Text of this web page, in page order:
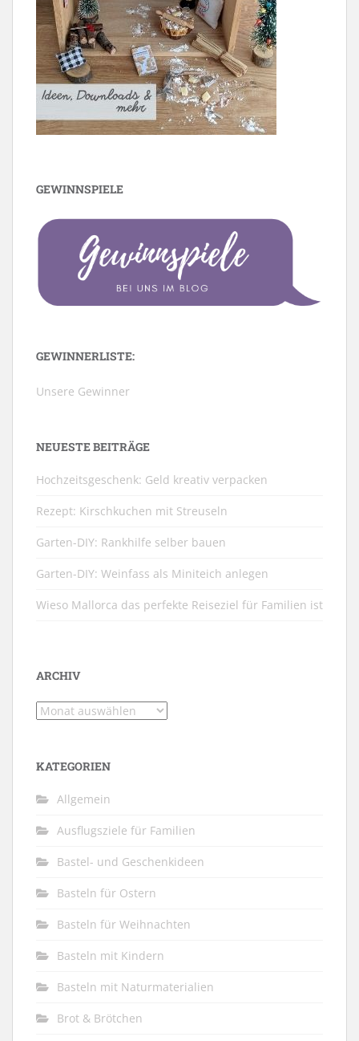
GEWINNSPIELE
GEWINNERLISTE:
Unsere Gewinner
NEUESTE BEITRÄGE
Hochzeitsgeschenk: Geld kreativ verpacken
Rezept: Kirschkuchen mit Streuseln
Garten-DIY: Rankhilfe selber bauen
Garten-DIY: Weinfass als Miniteich anlegen
Wieso Mallorca das perfekte Reiseziel für Familien ist
ARCHIV
Archiv
KATEGORIEN
Allgemein
Ausflugsziele für Familien
Bastel- und Geschenkideen
Basteln für Ostern
Basteln für Weihnachten
Basteln mit Kindern
Basteln mit Naturmaterialien
Brot & Brötchen